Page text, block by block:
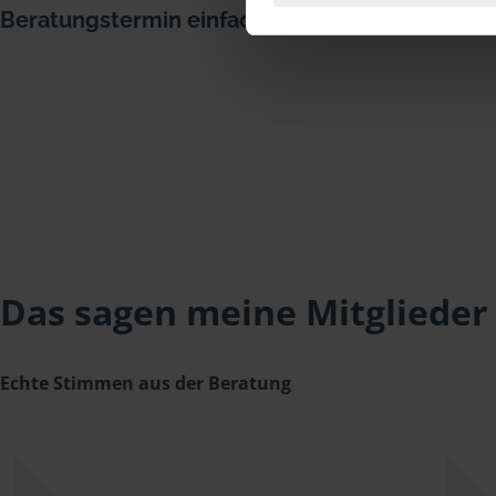
Beratungstermin einfach über Terminland
Das sagen meine Mitglieder
Echte Stimmen aus der Beratung